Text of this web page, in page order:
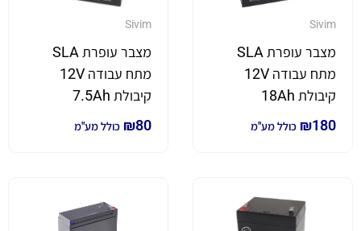
Sivim
מצבר עופרת SLA
מתח עבודה 12V
קיבולת 18Ah
₪180 כולל מע"מ
Sivim
מצבר עופרת SLA
מתח עבודה 12V
קיבולת 7.5Ah
₪80 כולל מע"מ